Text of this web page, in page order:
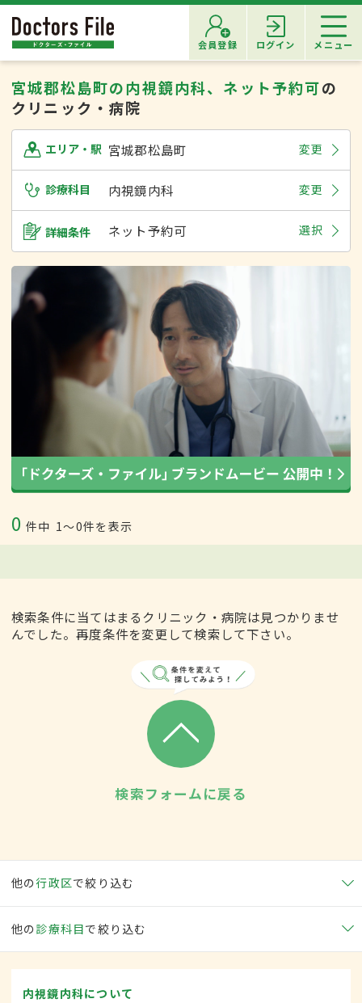
会員登録 ログイン メニュー
宮城郡松島町の内視鏡内科、ネット予約可の
クリニック・病院
エリア・駅 宮城郡松島町 変更
診療科目 内視鏡内科 変更
詳細条件 ネット予約可 選択
0 件中 1〜0件を表示
検索条件に当てはまるクリニック・病院は見つかりませ
んでした。再度条件を変更して検索して下さい。
検索フォームに戻る
他の行政区で絞り込む
他の 診療科目で絞り込む
内視鏡内科について